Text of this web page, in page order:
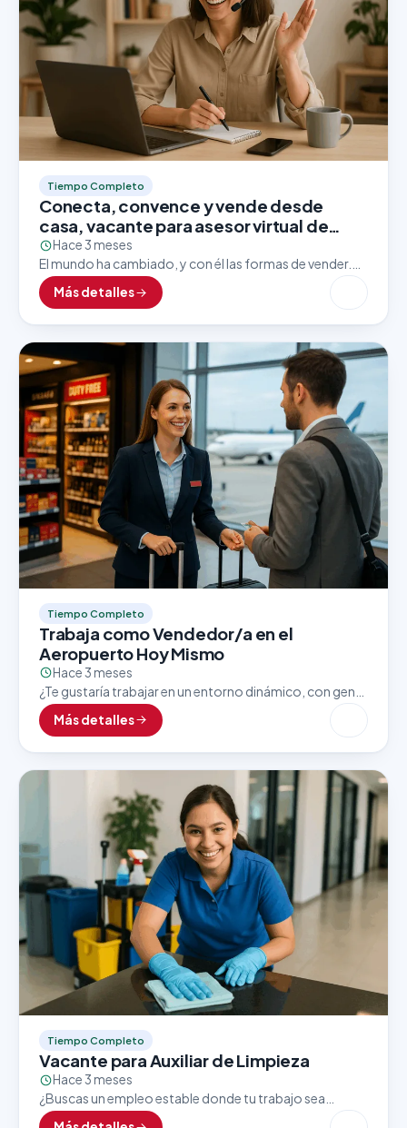
Tiempo Completo
Conecta, convence y vende desde
casa, vacante para asesor virtual de
ventas
Hace 3 meses
El mundo ha cambiado, y con él las formas de vender.
Hoy en día, las grandes marcas apuestan por asesores
comerciales que dominen el…
Más detalles
Tiempo Completo
Trabaja como Vendedor/a en el
Aeropuerto Hoy Mismo
Hace 3 meses
¿Te gustaría trabajar en un entorno dinámico, con gente
de todo el mundo y excelentes oportunidades de
crecimiento? Una importante tienda ubicada dentro
del…
Más detalles
Tiempo Completo
Vacante para Auxiliar de Limpieza
Hace 3 meses
¿Buscas un empleo estable donde tu trabajo sea
valorado y reconocido? Una empresa líder en su sector